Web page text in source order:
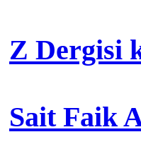
Z Dergisi
Sait Faik